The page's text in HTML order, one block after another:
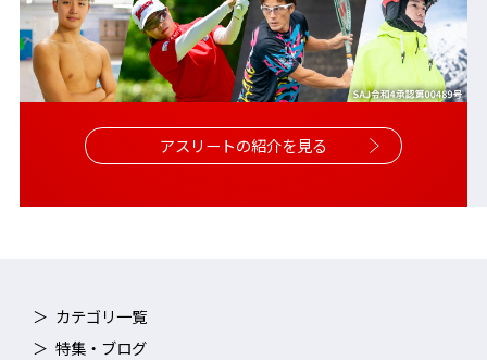
アスリートの紹介を見る
カテゴリ一覧
特集・ブログ